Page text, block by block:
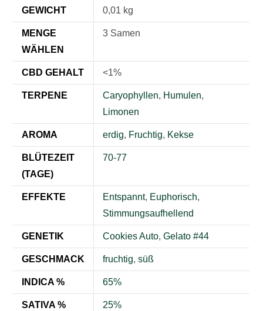
GEWICHT 0,01 kg
MENGE
WÄHLEN
3 Samen
CBD GEHALT <1%
TERPENE Caryophyllen, Humulen,
Limonen
AROMA erdig, Fruchtig, Kekse
BLÜTEZEIT
(TAGE)
70-77
EFFEKTE Entspannt, Euphorisch,
Stimmungsaufhellend
GENETIK Cookies Auto,Gelato #44
GESCHMACK fruchtig,süß
INDICA % 65%
SATIVA % 25%